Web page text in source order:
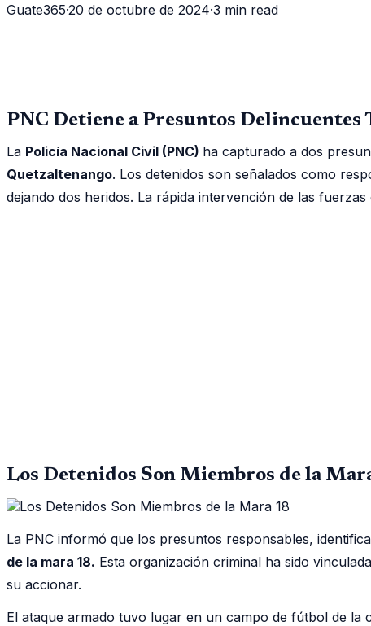
Guate365·20 de octubre de 2024·3 min read
PNC Detiene a Presuntos
La Policía Nacional Civil (PNC) ha capturado a dos
Quetzaltenango. Los detenidos son señalados como
dejando dos heridos. La rápida intervención de las
Los Detenidos Son Miembros de la
La PNC informó que los presuntos responsables,
de la mara 18. Esta organización criminal ha sido
su accionar.
El ataque armado tuvo lugar en un campo de fútbol de la